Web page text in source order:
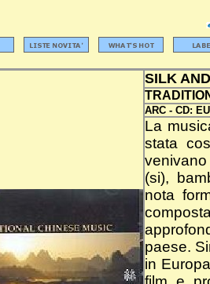
SILK
ARC - CD:
La
stata
(si),
nota
paese.
in